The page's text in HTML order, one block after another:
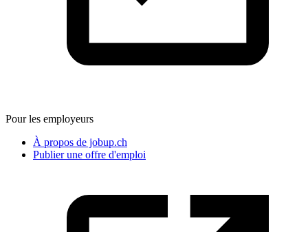
Pour les employeurs
À propos de jobup.ch
Publier une offre d'emploi